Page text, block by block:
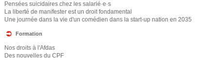
Pensées suicidaires chez les salarié·e·s
La liberté de manifester est un droit fondamental
Une journée dans la vie d'un comédien dans la start-up nation en 2035
Formation
Nos droits à l'Afdas
Des nouvelles du CPF